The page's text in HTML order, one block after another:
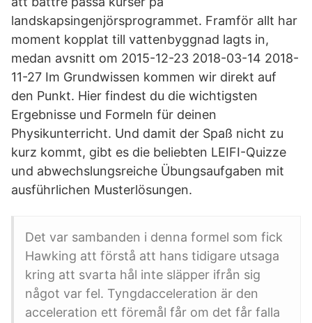
landskapsingenjörsprogrammet. Framför allt har
moment kopplat till vattenbyggnad lagts in,
medan avsnitt om 2015-12-23 2018-03-14 2018-
11-27 Im Grundwissen kommen wir direkt auf
den Punkt. Hier findest du die wichtigsten
Ergebnisse und Formeln für deinen
Physikunterricht. Und damit der Spaß nicht zu
kurz kommt, gibt es die beliebten LEIFI-Quizze
und abwechslungsreiche Übungsaufgaben mit
ausführlichen Musterlösungen.
Det var sambanden i denna formel som fick
Hawking att förstå att hans tidigare utsaga
kring att svarta hål inte släpper ifrån sig
något var fel. Tyngdacceleration är den
acceleration ett föremål får om det får falla